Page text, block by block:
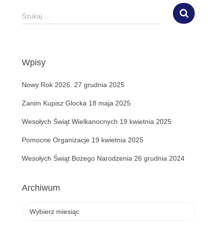
S
z
j
Szukaj …
Wpisy
Nowy Rok 2026. 27 grudnia 2025
Zanim Kupisz Glocka 18 maja 2025
Wesołych Świąt Wielkanocnych 19 kwietnia 2025
Pomocne Organizacje 19 kwietnia 2025
Wesołych Świąt Bożego Narodzenia 26 grudnia 2024
Archiwum